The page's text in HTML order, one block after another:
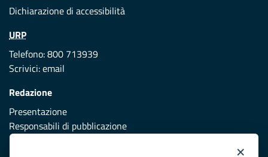
Dichiarazione di accessibilità
URP
Telefono: 800 713939
Scrivici:email
Redazione
Presentazione
Responsabili di pubblicazione
×